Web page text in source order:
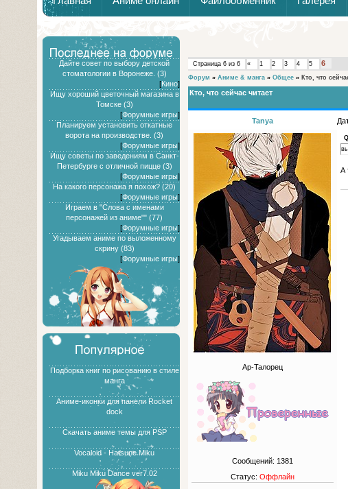
Дайте совет по выбору детской
стоматологии в Воронеже. (3)
[Кино]
Ищу хороший цветочный магазина в
Томске (3)
[Форумные игры]
Планируем установить откатные
ворота на производстве. (3)
[Форумные игры]
Ищу советы по заведениям в Санкт-
Петербурге с отличной пицце (3)
[Форумные игры]
На какого персонажа я похож? (20)
[Форумные игры]
Играем в "Слова с именами
персонажей из аниме"" (77)
[Форумные игры]
Угадываем аниме по выложенному
скрину (83)
[Форумные игры]
Подборка книг по рисованию в стиле
манга
Аниме-иконки для панели Rocket
dock
Скачать аниме темы для PSP
Vocaloid - Hatsune Miku
Miku Miku Dance ver7.02
Страница 6из 6 « 1 2 3 4 5 6
Форум » Аниме & манга » Общее » Кто, что
Кто, что сейчас читает
Tanya
Ар-Талорец
Сообщений: 1381
Статус: Оффлайн
А